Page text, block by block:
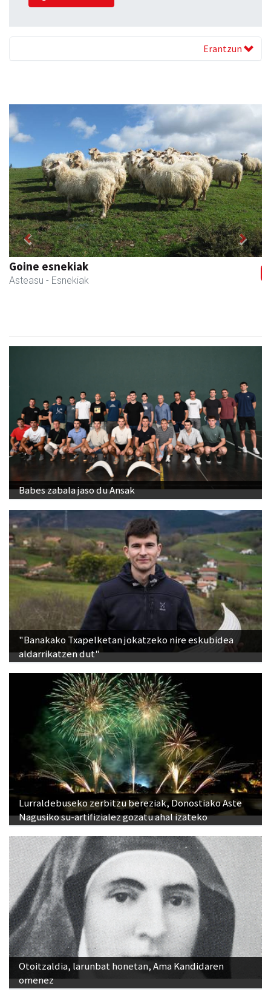
Erantzun
Goine esnekiak
Asteasu - Esnekiak
Previous Next
Babes zabala jaso du Ansak
"Banakako Txapelketan jokatzeko nire eskubidea
aldarrikatzen dut"
Lurraldebuseko zerbitzu bereziak, Donostiako Aste
Nagusiko su-artifizialez gozatu ahal izateko
Otoitzaldia, larunbat honetan, Ama Kandidaren
omenez